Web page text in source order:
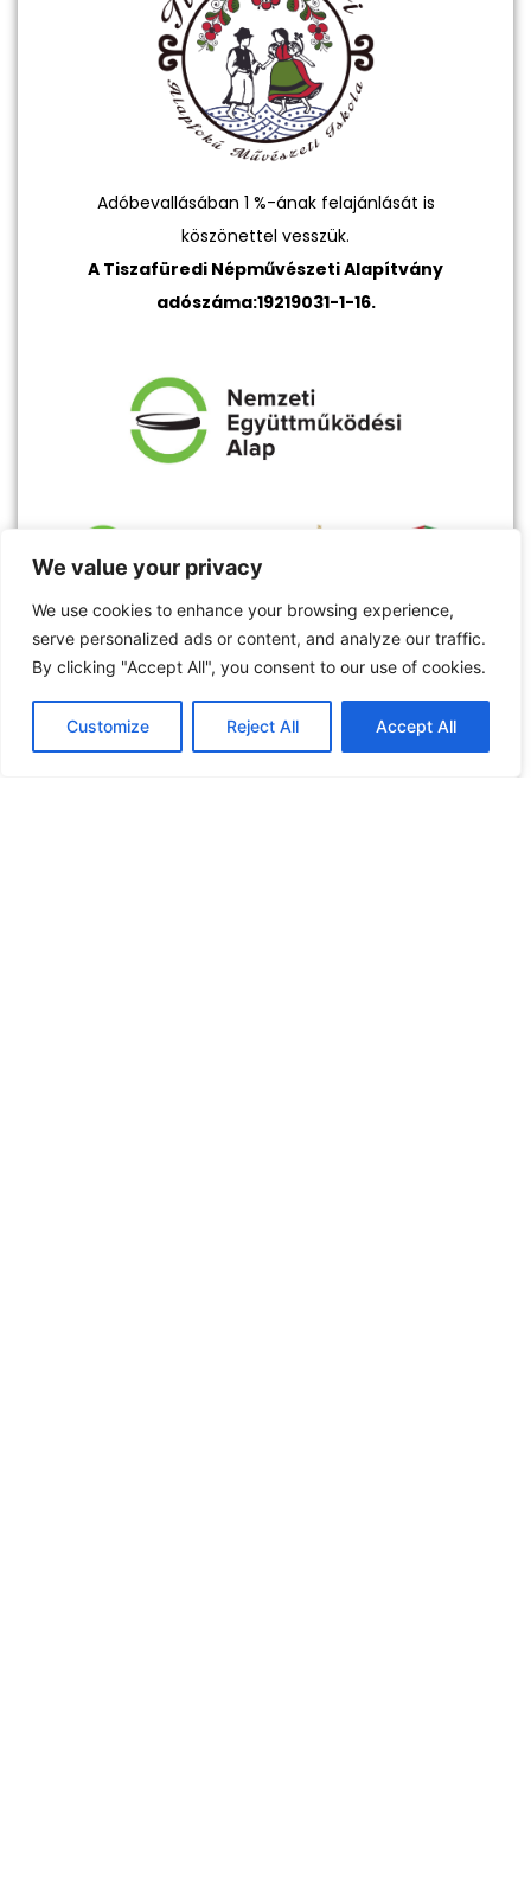
We value your privacy
We use cookies to enhance your browsing experience,
serve personalized ads or content, and analyze our traffic.
By clicking "Accept All", you consent to our use of cookies.
Customize Reject All Accept All
Adóbevallásában 1 %-ának felajánlását is
köszönettel vesszük.
A Tiszafüredi Népművészeti Alapítvány
adószáma:19219031-1-16.